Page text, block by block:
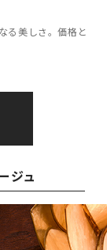
る美しさ。価格と
ジュ